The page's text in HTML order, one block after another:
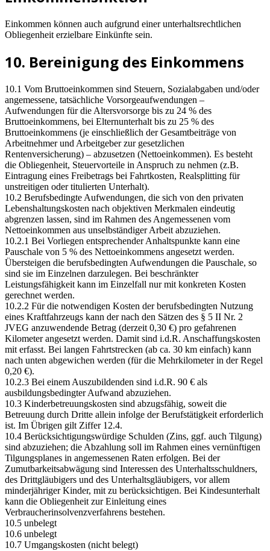
Einkommen können auch aufgrund einer unterhaltsrechtlichen
Obliegenheit erzielbare Einkünfte sein.
10. Bereinigung des Einkommens
10.1 Vom Bruttoeinkommen sind Steuern, Sozialabgaben und/oder
angemessene, tatsächliche Vorsorgeaufwendungen –
Aufwendungen für die Altersvorsorge bis zu 24 % des
Bruttoeinkommens, bei Elternunterhalt bis zu 25 % des
Bruttoeinkommens (je einschließlich der Gesamtbeiträge von
Arbeitnehmer und Arbeitgeber zur gesetzlichen
Rentenversicherung) – abzusetzen (Nettoeinkommen). Es besteht
die Obliegenheit, Steuervorteile in Anspruch zu nehmen (z.B.
Eintragung eines Freibetrags bei Fahrtkosten, Realsplitting für
unstreitigen oder titulierten Unterhalt).
10.2 Berufsbedingte Aufwendungen, die sich von den privaten
Lebenshaltungskosten nach objektiven Merkmalen eindeutig
abgrenzen lassen, sind im Rahmen des Angemessenen vom
Nettoeinkommen aus unselbständiger Arbeit abzuziehen.
10.2.1 Bei Vorliegen entsprechender Anhaltspunkte kann eine
Pauschale von 5 % des Nettoeinkommens angesetzt werden.
Übersteigen die berufsbedingten Aufwendungen die Pauschale, so
sind sie im Einzelnen darzulegen. Bei beschränkter
Leistungsfähigkeit kann im Einzelfall nur mit konkreten Kosten
gerechnet werden.
10.2.2 Für die notwendigen Kosten der berufsbedingten Nutzung
eines Kraftfahrzeugs kann der nach den Sätzen des § 5 II Nr. 2
JVEG anzuwendende Betrag (derzeit 0,30 €) pro gefahrenen
Kilometer angesetzt werden. Damit sind i.d.R. Anschaffungskosten
mit erfasst. Bei langen Fahrtstrecken (ab ca. 30 km einfach) kann
nach unten abgewichen werden (für die Mehrkilometer in der Regel
0,20 €).
10.2.3 Bei einem Auszubildenden sind i.d.R. 90 € als
ausbildungsbedingter Aufwand abzuziehen.
10.3 Kinderbetreuungskosten sind abzugsfähig, soweit die
Betreuung durch Dritte allein infolge der Berufstätigkeit erforderlich
ist. Im Übrigen gilt Ziffer 12.4.
10.4 Berücksichtigungswürdige Schulden (Zins, ggf. auch Tilgung)
sind abzuziehen; die Abzahlung soll im Rahmen eines vernünftigen
Tilgungsplanes in angemessenen Raten erfolgen. Bei der
Zumutbarkeitsabwägung sind Interessen des Unterhaltsschuldners,
des Drittgläubigers und des Unterhaltsgläubigers, vor allem
minderjähriger Kinder, mit zu berücksichtigen. Bei Kindesunterhalt
kann die Obliegenheit zur Einleitung eines
Verbraucherinsolvenzverfahrens bestehen.
10.5 unbelegt
10.6 unbelegt
10.7 Umgangskosten (nicht belegt)